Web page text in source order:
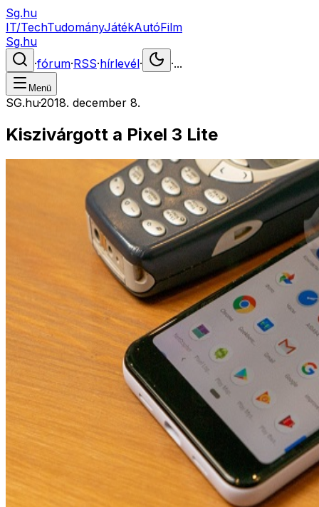
Sg.hu
IT/TechTudományJátékAutóFilm
Sg.hu
·fórum·RSS·hírlevél· ·...
Menü
SG.hu·2018. december 8.
Kiszivárgott a Pixel 3 Lite